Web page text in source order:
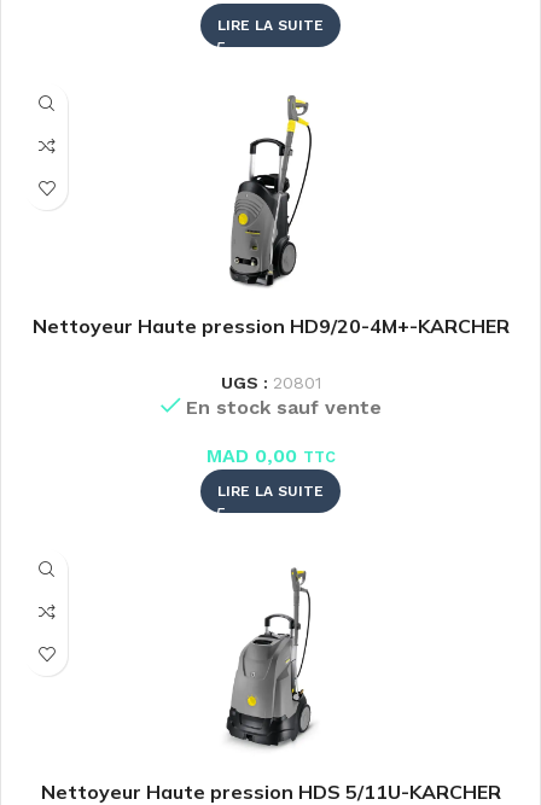
LIRE LA SUITE
Nettoyeur Haute pression HD9/20-4M+-KARCHER
UGS : 20801
En stock sauf vente
MAD0,00 TTC
LIRE LA SUITE
Nettoyeur Haute pression HDS 5/11U-KARCHER